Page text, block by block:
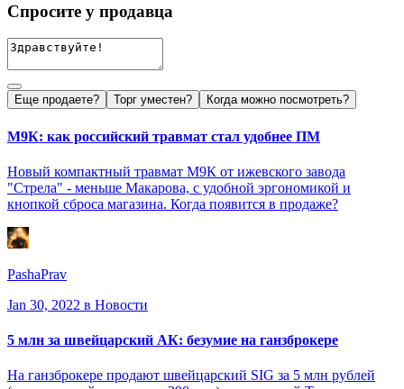
Спросите у продавца
Еще продаете? Торг уместен? Когда можно посмотреть?
М9К: как российский травмат стал удобнее ПМ
Новый компактный травмат М9К от ижевского завода
"Стрела" - меньше Макарова, с удобной эргономикой и
кнопкой сброса магазина. Когда появится в продаже?
PashaPrav
Jan 30, 2022 в Новости
5 млн за швейцарский АК: безумие на ганзброкере
На ганзброкере продают швейцарский SIG за 5 млн рублей